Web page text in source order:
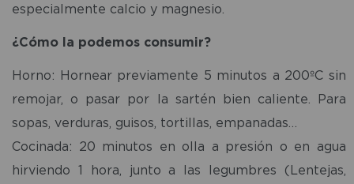
especialmente calcio y magnesio.
¿Cómo la podemos consumir?
Horno: Hornear previamente 5 minutos a 200ºC sin
remojar, o pasar por la sartén bien caliente. Para
sopas, verduras, guisos, tortillas, empanadas…
Cocinada: 20 minutos en olla a presión o en agua
hirviendo 1 hora, junto a las legumbres (Lentejas,